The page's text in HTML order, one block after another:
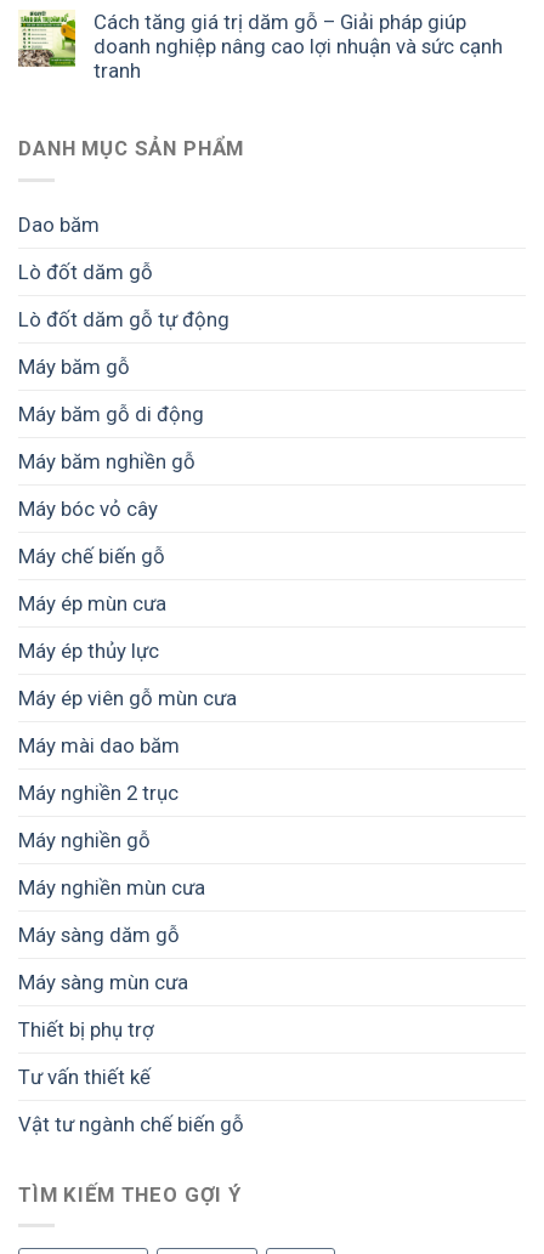
Cách tăng giá trị dăm gỗ – Giải pháp giúp
doanh nghiệp nâng cao lợi nhuận và sức cạnh
tranh
DANH MỤC SẢN PHẨM
Dao băm
Lò đốt dăm gỗ
Lò đốt dăm gỗ tự động
Máy băm gỗ
Máy băm gỗ di động
Máy băm nghiền gỗ
Máy bóc vỏ cây
Máy chế biến gỗ
Máy ép mùn cưa
Máy ép thủy lực
Máy ép viên gỗ mùn cưa
Máy mài dao băm
Máy nghiền 2 trục
Máy nghiền gỗ
Máy nghiền mùn cưa
Máy sàng dăm gỗ
Máy sàng mùn cưa
Thiết bị phụ trợ
Tư vấn thiết kế
Vật tư ngành chế biến gỗ
TÌM KIẾM THEO GỢI Ý